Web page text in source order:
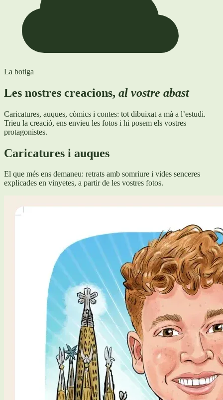
La botiga
Les nostres creacions, al vostre abast
Caricatures, auques, còmics i contes: tot dibuixat a mà a l’estudi.
Trieu la creació, ens envieu les fotos i hi posem els vostres
protagonistes.
Caricatures i auques
El que més ens demaneu: retrats amb somriure i vides senceres
explicades en vinyetes, a partir de les vostres fotos.